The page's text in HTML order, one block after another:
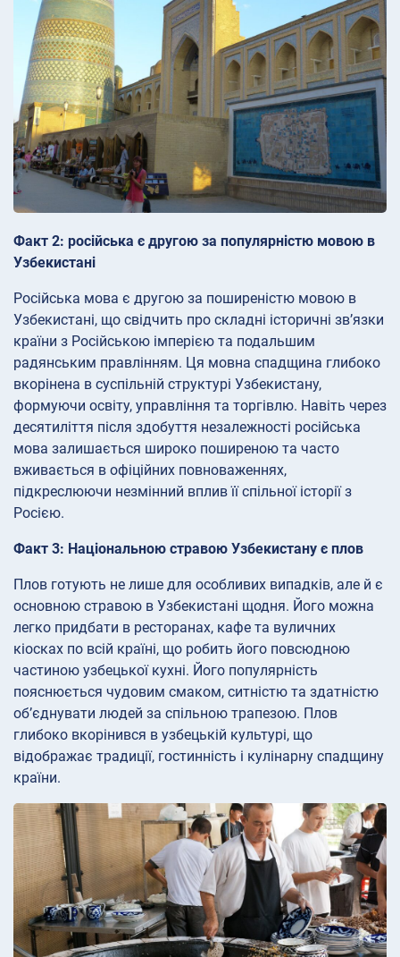
Факт 2: російська є другою за популярністю мовою в
Узбекистані
Російська мова є другою за поширеністю мовою в
Узбекистані, що свідчить про складні історичні зв’язки
країни з Російською імперією та подальшим
радянським правлінням. Ця мовна спадщина глибоко
вкорінена в суспільній структурі Узбекистану,
формуючи освіту, управління та торгівлю. Навіть через
десятиліття після здобуття незалежності російська
мова залишається широко поширеною та часто
вживається в офіційних повноваженнях,
підкреслюючи незмінний вплив її спільної історії з
Росією.
Факт 3: Національною стравою Узбекистану є плов
Плов готують не лише для особливих випадків, але й є
основною стравою в Узбекистані щодня. Його можна
легко придбати в ресторанах, кафе та вуличних
кіосках по всій країні, що робить його повсюдною
частиною узбецької кухні. Його популярність
пояснюється чудовим смаком, ситністю та здатністю
об’єднувати людей за спільною трапезою. Плов
глибоко вкорінився в узбецькій культурі, що
відображає традиції, гостинність і кулінарну спадщину
країни.